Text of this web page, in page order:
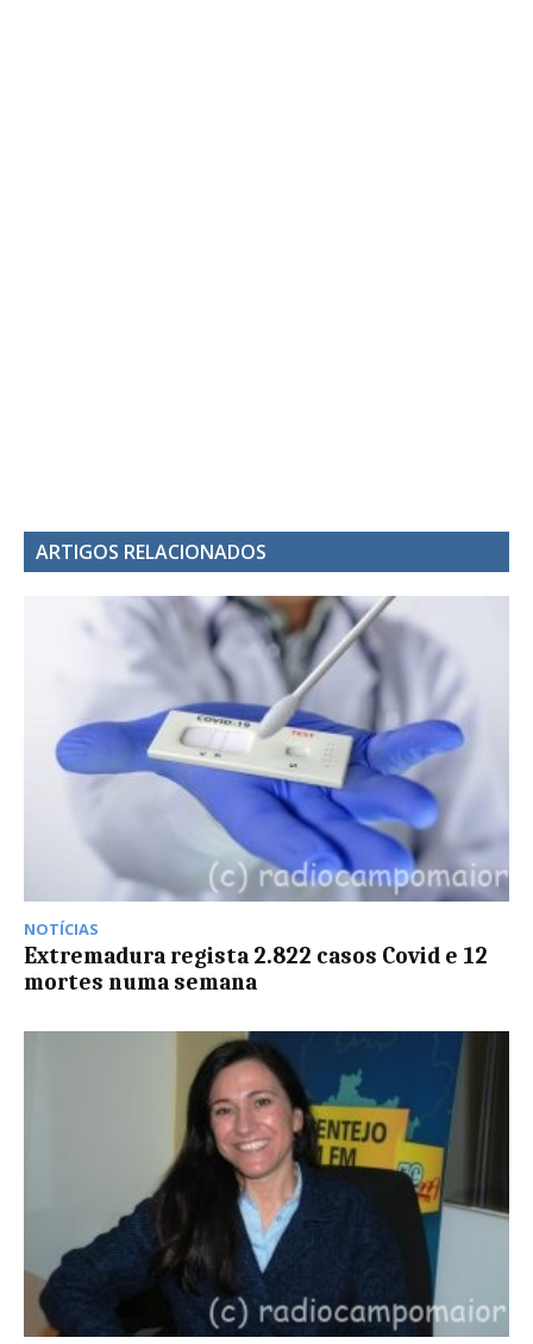
ARTIGOS RELACIONADOS
NOTÍCIAS
Extremadura regista 2.822 casos Covid e 12
mortes numa semana